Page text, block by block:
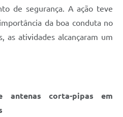
de segurança. A ação teve
da boa conduta no
as atividades alcançaram um
antenas corta-pipas em